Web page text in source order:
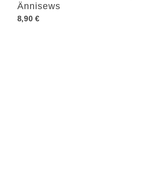
Ännisews
8,90 €